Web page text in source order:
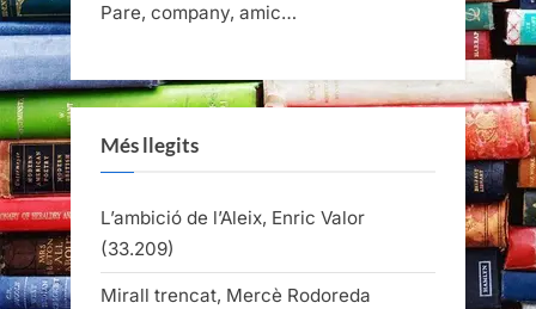
Pare, company, amic…
Més llegits
L’ambició de l’Aleix, Enric Valor
(33.209)
Mirall trencat, Mercè Rodoreda